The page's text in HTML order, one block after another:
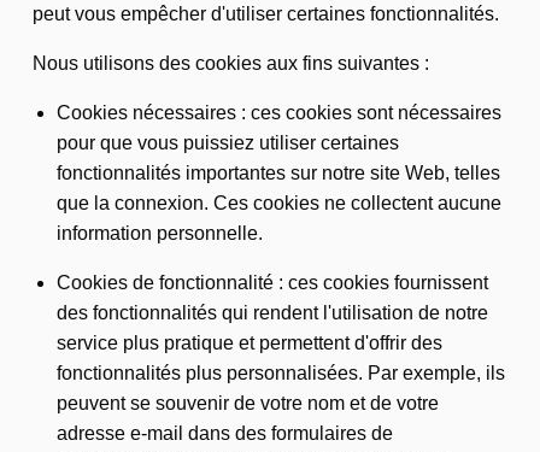
peut vous empêcher d'utiliser certaines fonctionnalités.
Nous utilisons des cookies aux fins suivantes :
Cookies nécessaires : ces cookies sont nécessaires
pour que vous puissiez utiliser certaines
fonctionnalités importantes sur notre site Web, telles
que la connexion. Ces cookies ne collectent aucune
information personnelle.
Cookies de fonctionnalité : ces cookies fournissent
des fonctionnalités qui rendent l'utilisation de notre
service plus pratique et permettent d'offrir des
fonctionnalités plus personnalisées. Par exemple, ils
peuvent se souvenir de votre nom et de votre
adresse e-mail dans des formulaires de